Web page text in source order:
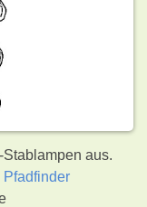
aus.
Pfadfinder